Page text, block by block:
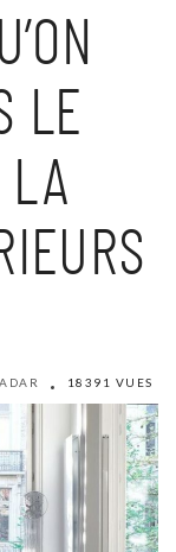
LE
LA
18391 VUES